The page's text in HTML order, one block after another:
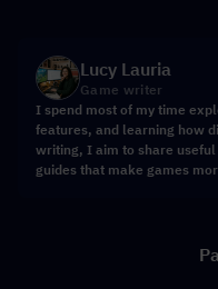
Lucy Lauria
Game writer
I spend most of my time
features, and learning how
writing, I aim to share
guides that make games